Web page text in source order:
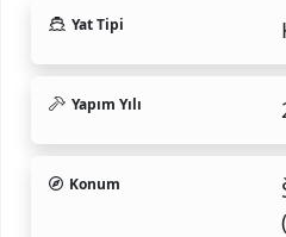
Yat Tipi
Yapım Yılı
Konum